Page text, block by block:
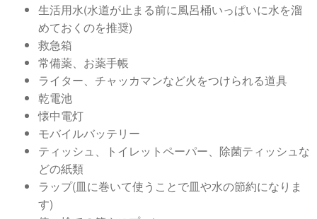
生活用水(水道が止まる前に風呂桶いっぱいに水を溜
めておくのを推奨)
救急箱
常備薬、お薬手帳
ライター、チャッカマンなど火をつけられる道具
乾電池
懐中電灯
モバイルバッテリー
ティッシュ、トイレットペーパー、除菌ティッシュな
どの紙類
ラップ(皿に巻いて使うことで皿や水の節約になりま
す)